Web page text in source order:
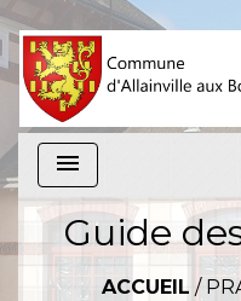
menu
Guide
ACCUEIL /